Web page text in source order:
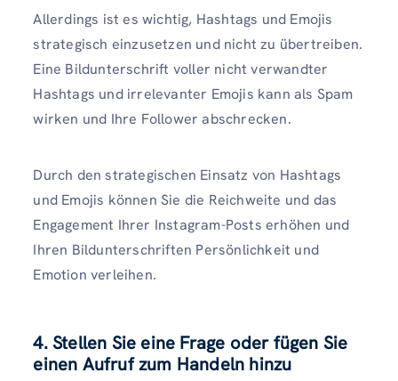
Allerdings ist es wichtig, Hashtags und Emojis
strategisch einzusetzen und nicht zu übertreiben.
Eine Bildunterschrift voller nicht verwandter
Hashtags und irrelevanter Emojis kann als Spam
wirken und Ihre Follower abschrecken.
Durch den strategischen Einsatz von Hashtags
und Emojis können Sie die Reichweite und das
Engagement Ihrer Instagram-Posts erhöhen und
Ihren Bildunterschriften Persönlichkeit und
Emotion verleihen.
4. Stellen Sie eine Frage oder fügen Sie
einen Aufruf zum Handeln hinzu